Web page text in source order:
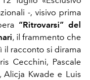
-, visivo prima
“Ritrovarsi” del
, il frammento che
il racconto si dirama
Cecchini, Pascale
Alicja Kwade e Luis